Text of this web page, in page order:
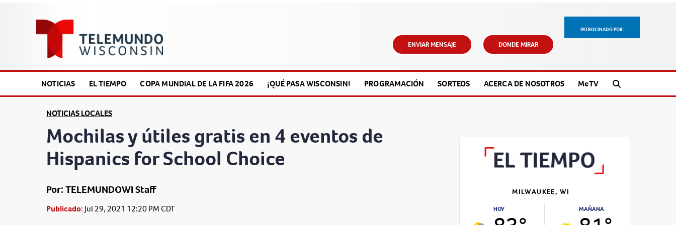
PATROCINADO POR:
ENVIAR MENSAJE DONDE MIRAR
NOTICIAS EL TIEMPO COPA MUNDIAL DE LA FIFA 2026 ¡QUÉ PASA WISCONSIN! PROGRAMACIÓN SORTEOS ACERCA DE NOSOTROS MeTV
NOTICIAS LOCALES
Mochilas y útiles gratis en 4 eventos de
Hispanics for School Choice
Por: TELEMUNDOWI Staff
Publicado: Jul 29, 2021 12:20 PM CDT
MILWAUKEE, WI
HOY MAÑANA